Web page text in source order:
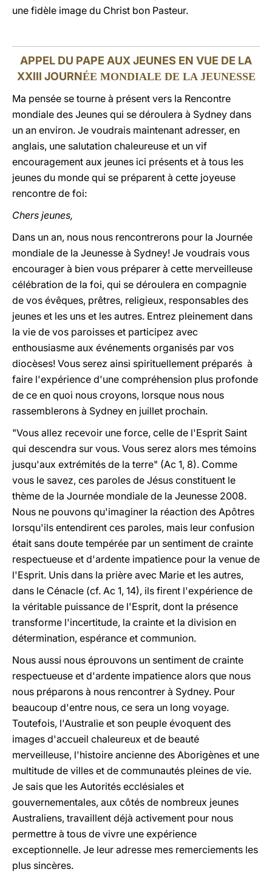
une fidèle image du Christ bon Pasteur.
APPEL DU PAPE AUX JEUNES EN VUE DE LA
XXIII JOURNÉE MONDIALE DE LA JEUNESSE
Ma pensée se tourne à présent vers la Rencontre
mondiale des Jeunes qui se déroulera à Sydney dans
un an environ. Je voudrais maintenant adresser, en
anglais, une salutation chaleureuse et un vif
encouragement aux jeunes ici présents et à tous les
jeunes du monde qui se préparent à cette joyeuse
rencontre de foi:
Chers jeunes,
Dans un an, nous nous rencontrerons pour la Journée
mondiale de la Jeunesse à Sydney! Je voudrais vous
encourager à bien vous préparer à cette merveilleuse
célébration de la foi, qui se déroulera en compagnie
de vos évêques, prêtres, religieux, responsables des
jeunes et les uns et les autres. Entrez pleinement dans
la vie de vos paroisses et participez avec
enthousiasme aux événements organisés par vos
diocèses! Vous serez ainsi spirituellement préparés à
faire l'expérience d'une compréhension plus profonde
de ce en quoi nous croyons, lorsque nous nous
rassemblerons à Sydney en juillet prochain.
"Vous allez recevoir une force, celle de l'Esprit Saint
qui descendra sur vous. Vous serez alors mes témoins
jusqu'aux extrémités de la terre" (Ac 1, 8). Comme
vous le savez, ces paroles de Jésus constituent le
thème de la Journée mondiale de la Jeunesse 2008.
Nous ne pouvons qu'imaginer la réaction des Apôtres
lorsqu'ils entendirent ces paroles, mais leur confusion
était sans doute tempérée par un sentiment de crainte
respectueuse et d'ardente impatience pour la venue de
l'Esprit. Unis dans la prière avec Marie et les autres,
dans le Cénacle (cf. Ac 1, 14), ils firent l'expérience de
la véritable puissance de l'Esprit, dont la présence
transforme l'incertitude, la crainte et la division en
détermination, espérance et communion.
Nous aussi nous éprouvons un sentiment de crainte
respectueuse et d'ardente impatience alors que nous
nous préparons à nous rencontrer à Sydney. Pour
beaucoup d'entre nous, ce sera un long voyage.
Toutefois, l'Australie et son peuple évoquent des
images d'accueil chaleureux et de beauté
merveilleuse, l'histoire ancienne des Aborigènes et une
multitude de villes et de communautés pleines de vie.
Je sais que les Autorités ecclésiales et
gouvernementales, aux côtés de nombreux jeunes
Australiens, travaillent déjà activement pour nous
permettre à tous de vivre une expérience
exceptionnelle. Je leur adresse mes remerciements les
plus sincères.